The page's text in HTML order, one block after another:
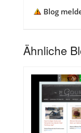
Blog
Ähnliche